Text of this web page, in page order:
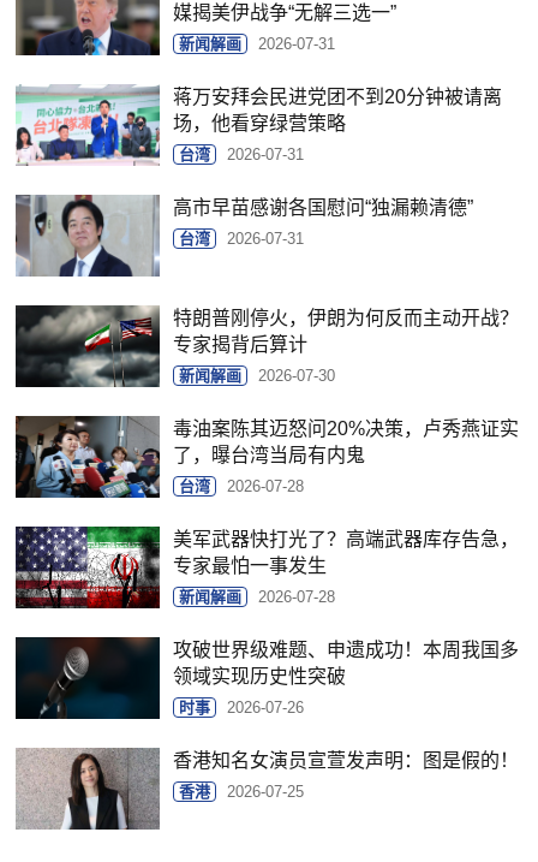
媒揭美伊战争“无解三选一”
新闻解画 2026-07-31
蒋万安拜会民进党团不到20分钟被请离
场，他看穿绿营策略
台湾 2026-07-31
高市早苗感谢各国慰问“独漏赖清德”
台湾 2026-07-31
特朗普刚停火，伊朗为何反而主动开战？
专家揭背后算计
新闻解画 2026-07-30
毒油案陈其迈怒问20%决策，卢秀燕证实
了，曝台湾当局有内鬼
台湾 2026-07-28
美军武器快打光了？高端武器库存告急，
专家最怕一事发生
新闻解画 2026-07-28
攻破世界级难题、申遗成功！本周我国多
领域实现历史性突破
时事 2026-07-26
香港知名女演员宣萱发声明：图是假的！
香港 2026-07-25